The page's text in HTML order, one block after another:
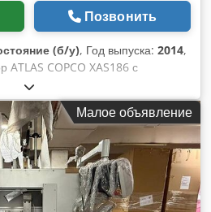
Позвонить
(б/у), Год выпуска: 2014,
COPCO XAS186 с
полного сервисного
данные: Производительность:
7 Бар; Год выпуска: 2014
Компрессор полностью
гарантия Нетто-цена: 79 500
злотых Машина импортирована
ссылки на видео.
Малое объявление